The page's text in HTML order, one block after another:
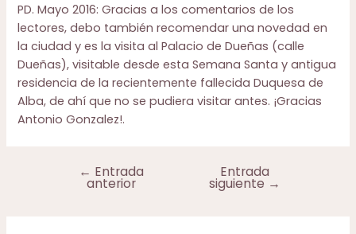
PD. Mayo 2016: Gracias a los comentarios de los
lectores, debo también recomendar una novedad en
la ciudad y es la visita al Palacio de Dueñas (calle
Dueñas), visitable desde esta Semana Santa y antigua
residencia de la recientemente fallecida Duquesa de
Alba, de ahí que no se pudiera visitar antes. ¡Gracias
Antonio Gonzalez!.
Navegación
← Entrada
anterior
Entrada
siguiente →